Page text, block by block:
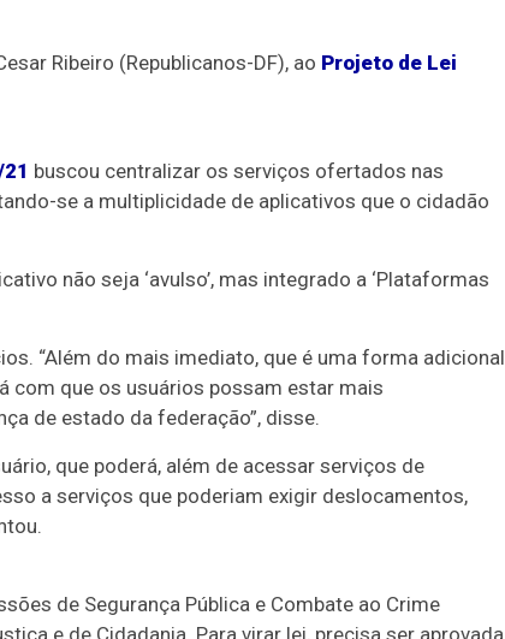
Ribeiro (Republicanos-DF), ao Projeto de Lei
buscou centralizar os serviços ofertados nas
se a multiplicidade de aplicativos que o cidadão
não seja ‘avulso’, mas integrado a ‘Plataformas
“Além do mais imediato, que é uma forma adicional
com que os usuários possam estar mais
de estado da federação”, disse.
que poderá, além de acessar serviços de
a serviços que poderiam exigir deslocamentos,
de Segurança Pública e Combate ao Crime
e de Cidadania. Para virar lei, precisa ser aprovada